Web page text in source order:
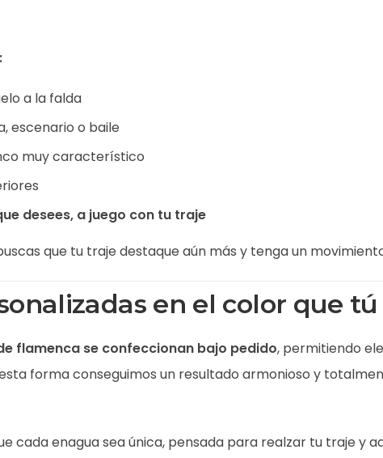
a la falda
escenario o baile
muy característico
desees, a juego con tu traje
que tu traje destaque aún más y tenga un
en el color que
flamenca se confeccionan bajo pedido, permitiendo
forma conseguimos un resultado armonioso y
cada enagua sea única, pensada para realzar tu traje y